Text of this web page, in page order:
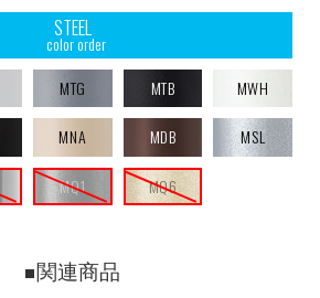
STEEL
color order
MTG MTB MWH
MNA MDB MSL
MQ1 MQ6
関連商品